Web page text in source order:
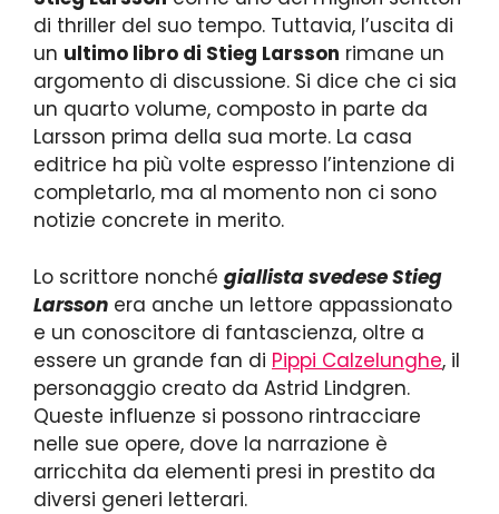
di thriller del suo tempo. Tuttavia, l’uscita di
un ultimo libro di Stieg Larsson rimane un
argomento di discussione. Si dice che ci sia
un quarto volume, composto in parte da
Larsson prima della sua morte. La casa
editrice ha più volte espresso l’intenzione di
completarlo, ma al momento non ci sono
notizie concrete in merito.
Lo scrittore nonché giallista svedese Stieg
Larsson era anche un lettore appassionato
e un conoscitore di fantascienza, oltre a
essere un grande fan di Pippi Calzelunghe, il
personaggio creato da Astrid Lindgren.
Queste influenze si possono rintracciare
nelle sue opere, dove la narrazione è
arricchita da elementi presi in prestito da
diversi generi letterari.